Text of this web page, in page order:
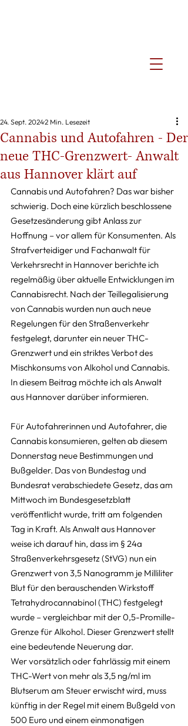
Cannabis und Autofahren - Der
neue THC-Grenzwert- Anwalt
aus Hannover klärt auf
24. Sept. 20242 Min. Lesezeit
Cannabis und Autofahren? Das war bisher
schwierig. Doch eine kürzlich beschlossene
Gesetzesänderung gibt Anlass zur
Hoffnung – vor allem für Konsumenten. Als
Strafverteidiger und Fachanwalt für
Verkehrsrecht in Hannover berichte ich
regelmäßig über aktuelle Entwicklungen im
Cannabisrecht. Nach der Teillegalisierung
von Cannabis wurden nun auch neue
Regelungen für den Straßenverkehr
festgelegt, darunter ein neuer THC-
Grenzwert und ein striktes Verbot des
Mischkonsums von Alkohol und Cannabis.
In diesem Beitrag möchte ich als Anwalt
aus Hannover darüber informieren.
Für Autofahrerinnen und Autofahrer, die
Cannabis konsumieren, gelten ab diesem
Donnerstag neue Bestimmungen und
Bußgelder. Das von Bundestag und
Bundesrat verabschiedete Gesetz, das am
Mittwoch im Bundesgesetzblatt
veröffentlicht wurde, tritt am folgenden
Tag in Kraft. Als Anwalt aus Hannover
weise ich darauf hin, dass im § 24a
Straßenverkehrsgesetz (StVG) nun ein
Grenzwert von 3,5 Nanogramm je Milliliter
Blut für den berauschenden Wirkstoff
Tetrahydrocannabinol (THC) festgelegt
wurde – vergleichbar mit der 0,5-Promille-
Grenze für Alkohol. Dieser Grenzwert stellt
eine bedeutende Neuerung dar.
Wer vorsätzlich oder fahrlässig mit einem
THC-Wert von mehr als 3,5 ng/ml im
Blutserum am Steuer erwischt wird, muss
künftig in der Regel mit einem Bußgeld von
500 Euro und einem einmonatigen